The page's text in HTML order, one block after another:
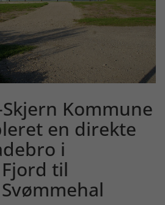
Kommune
en direkte
i
til